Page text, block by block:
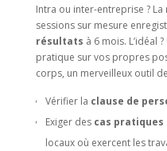
Intra ou inter-entreprise ?
sessions sur mesure
résultats à 6 mois. L’idéal
pratique sur vos propres
corps, un merveilleux outil
Vérifier la clause de
Exiger des cas pratiques
locaux où exercent les